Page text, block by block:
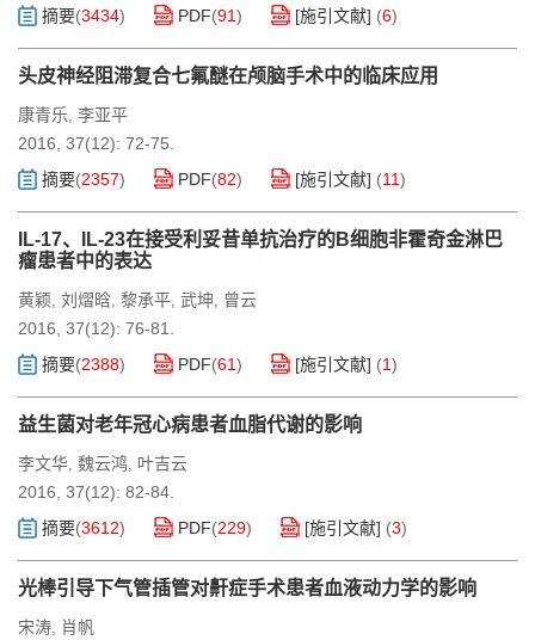
摘要(3434) PDF(91) [施引文献] (6)
头皮神经阻滞复合七氟醚在颅脑手术中的临床应用
康青乐, 李亚平
2016, 37(12): 72-75.
摘要(2357) PDF(82) [施引文献] (11)
IL-17、IL-23在接受利妥昔单抗治疗的B细胞非霍奇金淋巴
瘤患者中的表达
黄颖, 刘熠晗, 黎承平, 武坤, 曾云
2016, 37(12): 76-81.
摘要(2388) PDF(61) [施引文献] (1)
益生菌对老年冠心病患者血脂代谢的影响
李文华, 魏云鸿, 叶吉云
2016, 37(12): 82-84.
摘要(3612) PDF(229) [施引文献] (3)
光棒引导下气管插管对鼾症手术患者血液动力学的影响
宋涛, 肖帆